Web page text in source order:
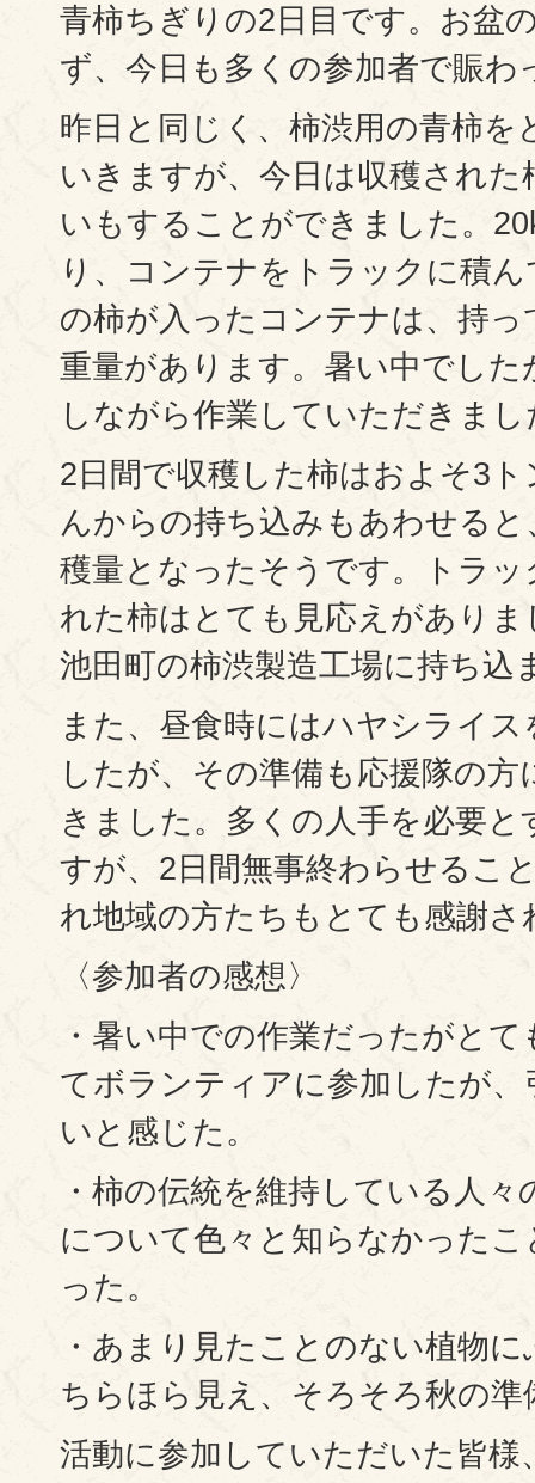
青柿ちぎりの2日目です。お盆
ず、今日も多くの参加者で賑わ
昨日と同じく、柿渋用の青柿を
いきますが、今日は収穫された
いもすることができました。
り、コンテナをトラックに積
の柿が入ったコンテナは、持
重量があります。暑い中でした
しながら作業していただきまし
2日間で収穫した柿はおよそ3
んからの持ち込みもあわせる
穫量となったそうです。トラ
れた柿はとても見応えがあり
池田町の柿渋製造工場に持ち込
また、昼食時にはハヤシライ
したが、その準備も応援隊の
きました。多くの人手を必要
すが、2日間無事終わらせるこ
れ地域の方たちもとても感謝
〈参加者の感想〉
・暑い中での作業だったがと
てボランティアに参加したが
いと感じた。
・柿の伝統を維持している人
について色々と知らなかった
った。
・あまり見たことのない植物
ちらほら見え、そろそろ秋の準
活動に参加していただいた皆